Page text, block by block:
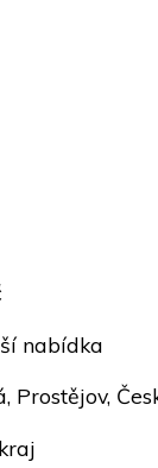
nabídka
Prostějov,